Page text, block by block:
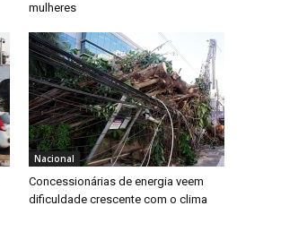
mulheres
Nacional
Concessionárias de energia veem
dificuldade crescente com o clima